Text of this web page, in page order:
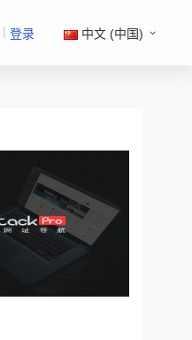
| 登录 中文 (中国)